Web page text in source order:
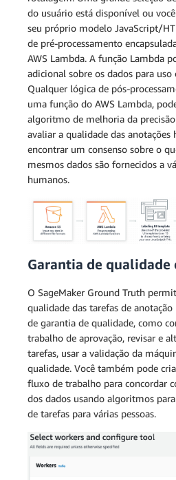
do usuário está disponível ou
seu próprio modelo JavaScript/
de pré-processamento
AWS Lambda. A função Lambda
adicional sobre os dados para
Qualquer lógica de pós-
uma função do AWS Lambda,
algoritmo de melhoria da
avaliar a qualidade das anotações
encontrar um consenso sobre o
mesmos dados são fornecidos a
humanos.
Garantia de qualidade
O SageMaker Ground Truth
qualidade das tarefas de
de garantia de qualidade, como
trabalho de aprovação, revisar e
tarefas, usar a validação da
qualidade. Você também pode
fluxo de trabalho para concordar
dos dados usando algoritmos
de tarefas para várias pessoas.